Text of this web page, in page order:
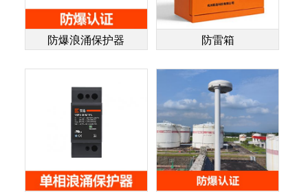
防爆浪涌保护器 防雷箱